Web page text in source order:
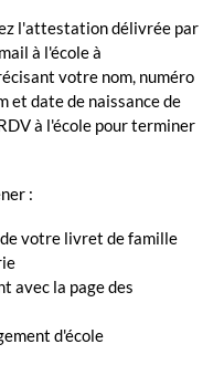
l'attestation délivrée par
à l'école à
votre nom, numéro
et date de naissance de
à l'école pour terminer
:
de votre livret de famille
avec la page des
d'école